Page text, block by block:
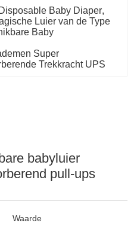
Baby Diaper,
Luier van de Type
Baby
Super
Trekkracht UPS
babyluier
pull-ups
Waarde